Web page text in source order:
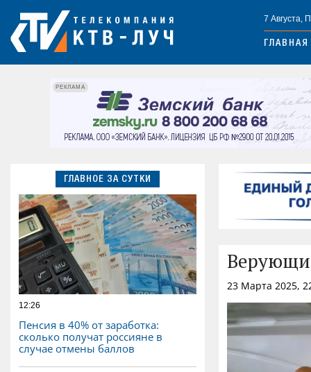
7 Августа,
ГЛАВНАЯ
РЕКЛАМА
ГЛАВНОЕ ЗА СУТКИ
12:26
Пенсия в 40% от заработка:
сколько получат россияне в
случае отмены баллов
23 Марта 2025,